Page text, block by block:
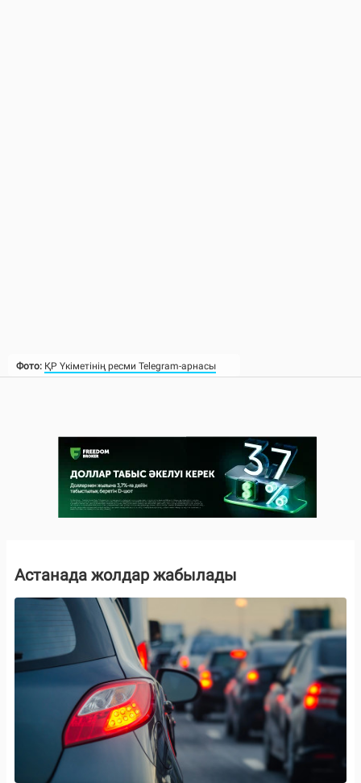
Фото: ҚР Үкіметінің ресми Telegram-арнасы